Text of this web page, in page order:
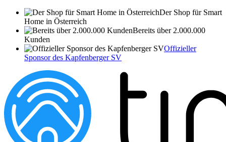
Der Shop für Smart
Home in Österreich
Bereits über 2.000.000
Kunden
Offizieller
Sponsor des Kapfenberger SV